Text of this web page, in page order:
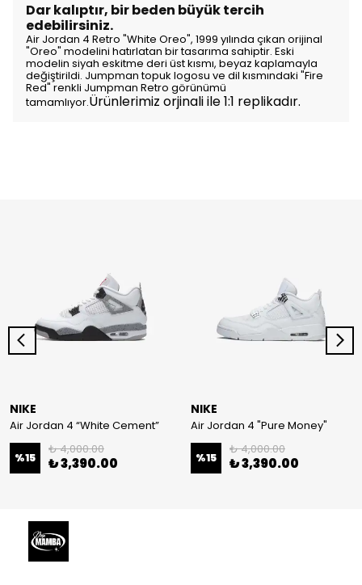
Dar kalıptır, bir beden büyük tercih
edebilirsiniz.
Air Jordan 4 Retro "White Oreo", 1999 yılında çıkan orijinal
"Oreo" modelini hatırlatan bir tasarıma sahiptir. Eski
modelin siyah eskitme deri üst kısmı, beyaz kaplamayla
değiştirildi. Jumpman topuk logosu ve dil kısmındaki "Fire
Red" renkli Jumpman Retro görünümü
tamamlıyor.Ürünlerimiz orjinali ile 1:1 replikadır.
NIKE
Air Jordan 4 “White Cement”
%15
₺ 4,000.00
₺ 3,390.00
NIKE
Air Jordan 4 "Pure Money"
%15
₺ 4,000.00
₺ 3,390.00